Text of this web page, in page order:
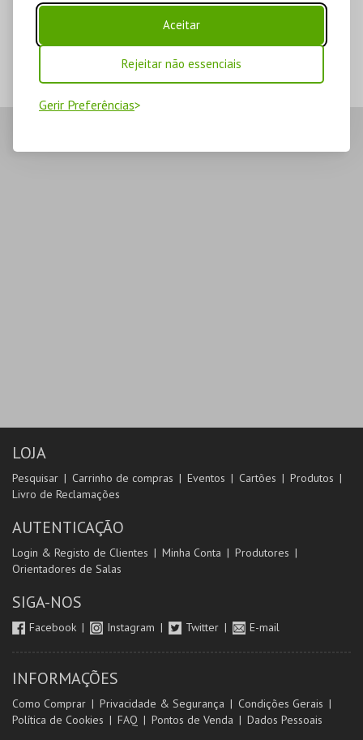
Aceitar
Rejeitar não essenciais
Gerir Preferências
LOJA
Pesquisar Carrinho de compras Eventos Cartões
Produtos
Livro de Reclamações
AUTENTICAÇÃO
Login & Registo de Clientes Minha Conta
Produtores
Orientadores de Salas
SIGA-NOS
Facebook Instagram Twitter E-mail
INFORMAÇÕES
Como Comprar Privacidade & Segurança
Condições Gerais
Política de Cookies
FAQ Pontos de Venda Dados Pessoais